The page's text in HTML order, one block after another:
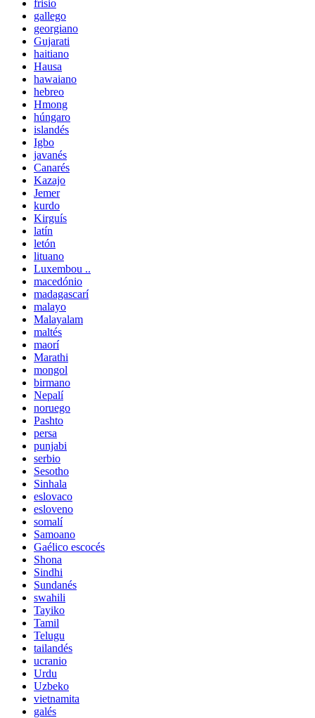
frisio
gallego
georgiano
Gujarati
haitiano
Hausa
hawaiano
hebreo
Hmong
húngaro
islandés
Igbo
javanés
Canarés
Kazajo
Jemer
kurdo
Kirguís
latín
letón
lituano
Luxembou ..
macedónio
madagascarí
malayo
Malayalam
maltés
maorí
Marathi
mongol
birmano
Nepalí
noruego
Pashto
persa
punjabi
serbio
Sesotho
Sinhala
eslovaco
esloveno
somalí
Samoano
Gaélico escocés
Shona
Sindhi
Sundanés
swahili
Tayiko
Tamil
Telugu
tailandés
ucranio
Urdu
Uzbeko
vietnamita
galés